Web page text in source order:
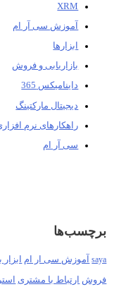
XRM
آموزش سی آر ام
ابزارها
بازاریابی و فروش
داینامیکس 365
دیجیتال مارکتینگ
راهکارهای نرم افزاری
سی آر ام
برچسب‌ها
آموزش سی ار ام ابزار
فروش ارتباط با مشتری